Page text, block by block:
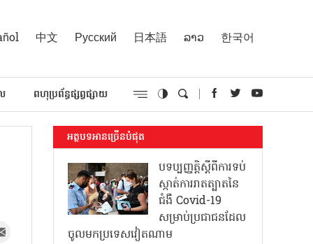
中文 Русский 日本語 ລາວ 한국어
ពហុប្រព័ន្ធផ្សព្វផ្សាយ
អត្ថបទអានច្រើនបំផុត
បទប្បញ្ញត្តិស្តីពីការទប់
ស្កាត់ការរាតត្បាតនៃ
ជំងឺ Covid-19
សម្រាប់ប្រជាជនដែល
ចូលមកប្រទេសវៀតណាម